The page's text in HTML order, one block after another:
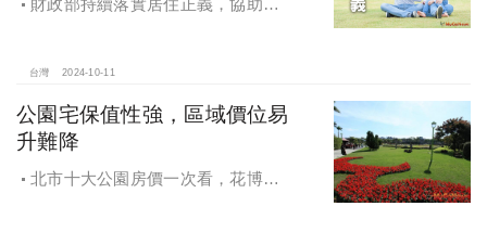
財政部持續落實居住正義，協助經
台灣 2024-10-11
公園宅保值性強，區域價位易
升難降
北市十大公園房價一次看，花博年